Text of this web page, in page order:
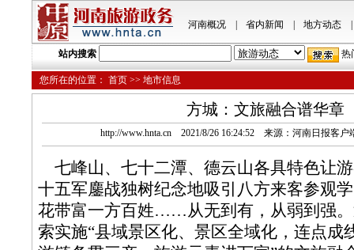
河南概况| 省内新闻 地方动态|
站内搜索 热
您所在的位置： 首页 >> 地市信息
方城：文旅融合谱华章
http://www.hnta.cn 2021/8/26 16:24:52 来源：河南日报客
七峰山、七十二潭、德云山各具特色让
十五军鏖战独树纪念地吸引八方来客参观
花带富一方百姓……从无到有，从弱到强
索实施“县域景区化、景区全域化，连点成